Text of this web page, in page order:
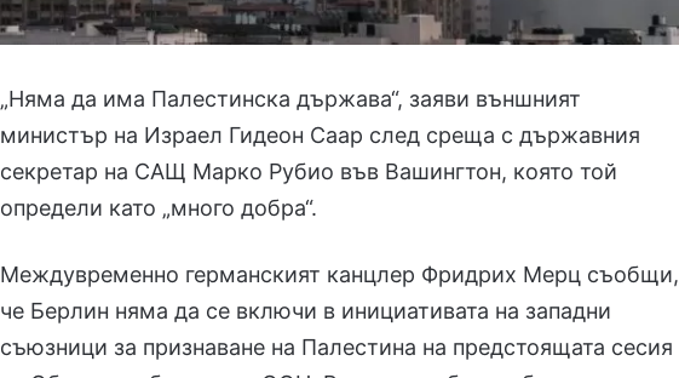
„Няма да има Палестинска държава“, заяви външният
министър на Израел Гидеон Саар след среща с държавния
секретар на САЩ Марко Рубио във Вашингтон, която той
определи като „много добра“.
Междувременно германският канцлер Фридрих Мерц съобщи,
че Берлин няма да се включи в инициативата на западни
съюзници за признаване на Палестина на предстоящата сесия